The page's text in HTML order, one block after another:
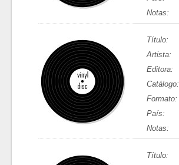
Notas:
Título:
Artista:
Editora:
Catálogo:
Formato:
País:
Notas:
Título: